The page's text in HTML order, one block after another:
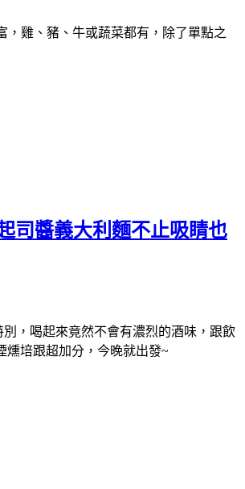
，雞、豬、牛或蔬菜都有， 除了單點之
司醬義大利麵不止吸睛也
別，喝起來竟然不會有濃烈的酒味，跟飲
燻培跟超加分 ，今晚就出發~